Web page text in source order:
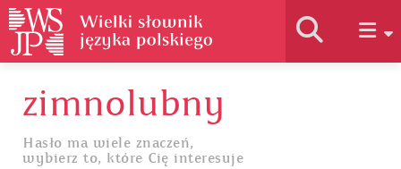
Historia słownika
Jak korzystać
zimnolubny
Hasło ma wiele znaczeń,
wybierz to, które Cię interesuje